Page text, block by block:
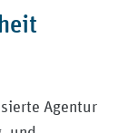
Agentur